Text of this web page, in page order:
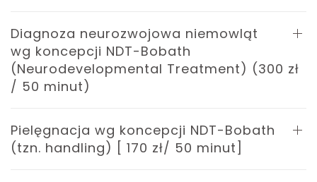
Diagnoza neurozwojowa niemowląt
wg koncepcji NDT-Bobath
(Neurodevelopmental Treatment) (300 zł
/ 50 minut)
Pielęgnacja wg koncepcji NDT-Bobath
(tzn. handling) [ 170 zł/ 50 minut]